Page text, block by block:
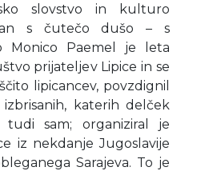
slovstvo in kulturo
s čutečo dušo – s
Monico Paemel je leta
prijateljev Lipice in se
lipicancev, povzdignil
katerih delček
sam; organiziral je
iz nekdanje Jugoslavije
Sarajeva. To je